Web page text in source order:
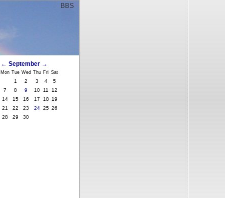
BBS
← September →
Mon Tue Wed Thu Fri Sat
1 2 3 4
5
7 8 9 10 11
12
14 15 16 17 18
19
21 22 23 24 25 26
28 29 30